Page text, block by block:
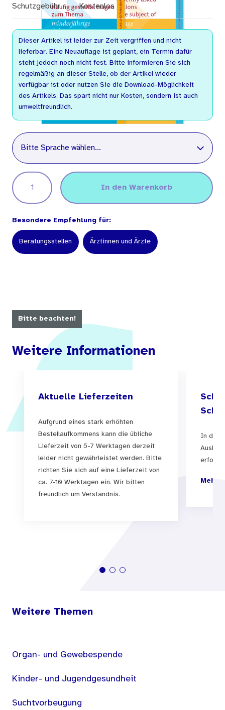
Schutzgebühr Kostenlos
Dieser Artikel ist leider zur Zeit vergriffen und nicht
lieferbar. Eine Neuauflage ist geplant, ein Termin dafür
steht jedoch noch nicht fest. Bitte informieren Sie sich
regelmäßig an dieser Stelle, ob der Artikel wieder
verfügbar ist oder nutzen Sie die Download-Möglichkeit
des Artikels. Das spart nicht nur Kosten, sondern ist auch
umweltfreundlich.
Sprache
Bitte Sprache wählen...
In den Warenkorb
Besondere Empfehlung für:
Beratungsstellen Ärztinnen und Ärzte
Bitte beachten!
Weitere Informationen
Aktuelle Lieferzeiten
Aufgrund eines stark erhöhten
Bestellaufkommens kann die übliche
Lieferzeit von 5-7 Werktagen derzeit
leider nicht gewährleistet werden. Bitte
richten Sie sich auf eine Lieferzeit von
ca. 7-10 Werktagen ein. Wir bitten
freundlich um Verständnis.
In der
Mehr
Weitere Themen
Organ- und Gewebespende
Kinder- und Jugendgesundheit
Suchtvorbeugung